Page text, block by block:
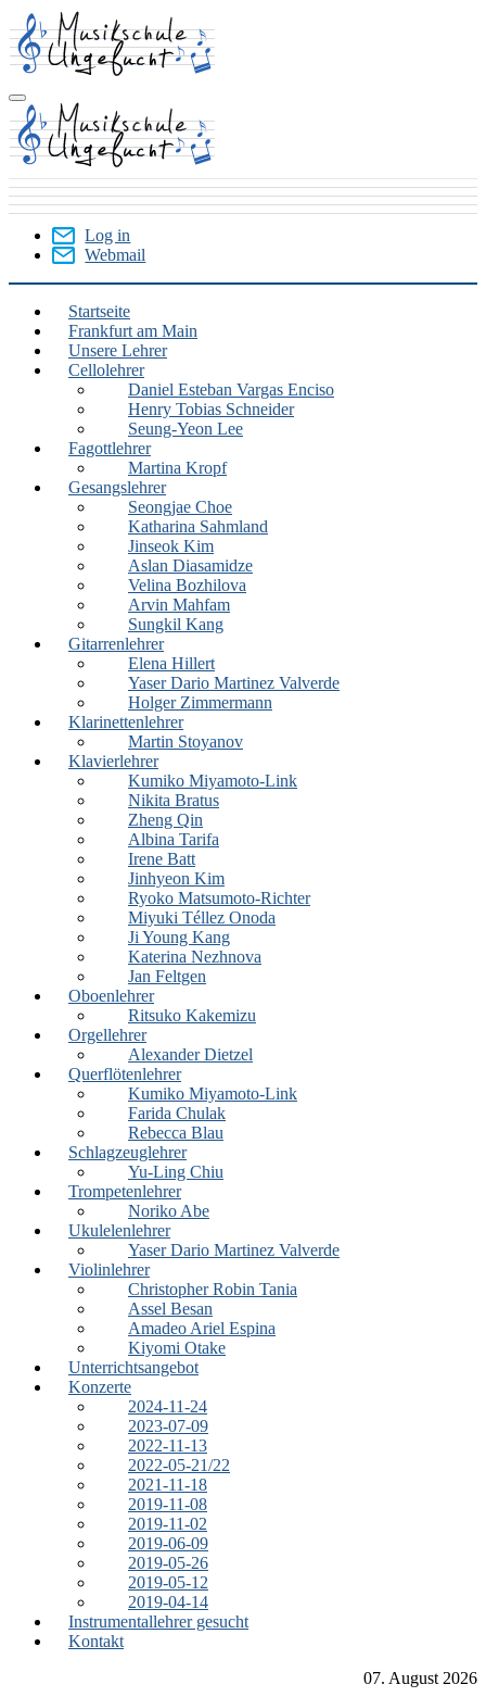
Skip
to
main
content
User
Menu
Log in
Webmail
Frankfurt
am
Startseite
Frankfurt am Main
Unsere Lehrer
Cellolehrer
Daniel Esteban Vargas Enciso
Henry Tobias Schneider
Seung-Yeon Lee
Fagottlehrer
Martina Kropf
Gesangslehrer
Seongjae Choe
Katharina Sahmland
Jinseok Kim
Aslan Diasamidze
Velina Bozhilova
Arvin Mahfam
Sungkil Kang
Gitarrenlehrer
Elena Hillert
Yaser Dario Martinez Valverde
Holger Zimmermann
Klarinettenlehrer
Martin Stoyanov
Klavierlehrer
Kumiko Miyamoto-Link
Nikita Bratus
Zheng Qin
Albina Tarifa
Irene Batt
Jinhyeon Kim
Ryoko Matsumoto-Richter
Miyuki Téllez Onoda
Ji Young Kang
Katerina Nezhnova
Jan Feltgen
Oboenlehrer
Ritsuko Kakemizu
Orgellehrer
Alexander Dietzel
Querflötenlehrer
Kumiko Miyamoto-Link
Farida Chulak
Rebecca Blau
Schlagzeuglehrer
Yu-Ling Chiu
Trompetenlehrer
Noriko Abe
Ukulelenlehrer
Yaser Dario Martinez Valverde
Violinlehrer
Christopher Robin Tania
Assel Besan
Amadeo Ariel Espina
Kiyomi Otake
Unterrichtsangebot
Konzerte
2024-11-24
2023-07-09
2022-11-13
2022-05-21/22
2021-11-18
2019-11-08
2019-11-02
2019-06-09
2019-05-26
2019-05-12
2019-04-14
Instrumentallehrer gesucht
Kontakt
07. August 2026